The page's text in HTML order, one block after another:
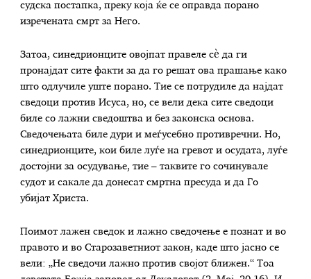
судска постапка, преку која ќе се оправда порано
изречената смрт за Него.
Затоа, синедрионците овојпат правеле сè да ги
пронајдат сите факти за да го решат ова прашање како
што одлучиле уште порано. Тие се потрудиле да најдат
сведоци против Исуса, но, се вели дека сите сведоци
биле со лажни сведоштва и без законска основа.
Сведочењата биле дури и меѓусебно противречни. Но,
синедрионците, кои биле луѓе на гревот и осудата, луѓе
достојни за осудување, тие – таквите го сочинувале
судот и сакале да донесат смртна пресуда и да Го
убијат Христа.
Поимот лажен сведок и лажно сведочење е познат и во
правото и во Старозаветниот закон, каде што јасно се
вели: „Не сведочи лажно против својот ближен.“ Тоа